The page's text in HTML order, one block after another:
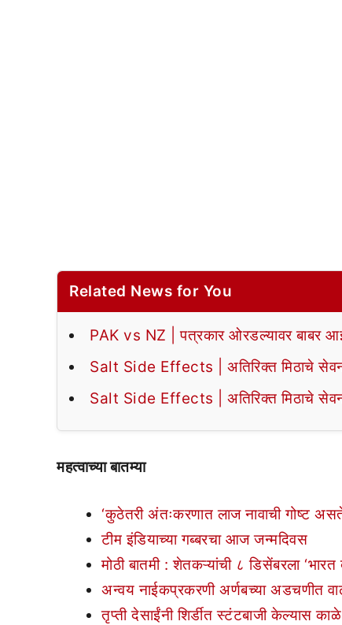
Related News for You
PAK vs NZ | पत्रकार ओरडल्यावर बाबर
Salt Side Effects | अतिरिक्त मिठाचे सेवन
Salt Side Effects | अतिरिक्त मिठाचे सेवन
महत्वाच्या बातम्या
‘कुठेतरी अंतःकरणात लाज नावाची गोष्ट
टीम इंडियाच्या गब्बरचा आज जन्मदिवस
मोठी बातमी : शेतकऱ्यांची ८ डिसेंबरला ‘भारत
अन्वय नाईकप्रकरणी अर्णबच्या अडचणीत
तृप्ती देसाईंनी शिर्डीत स्टंटबाजी केल्यास